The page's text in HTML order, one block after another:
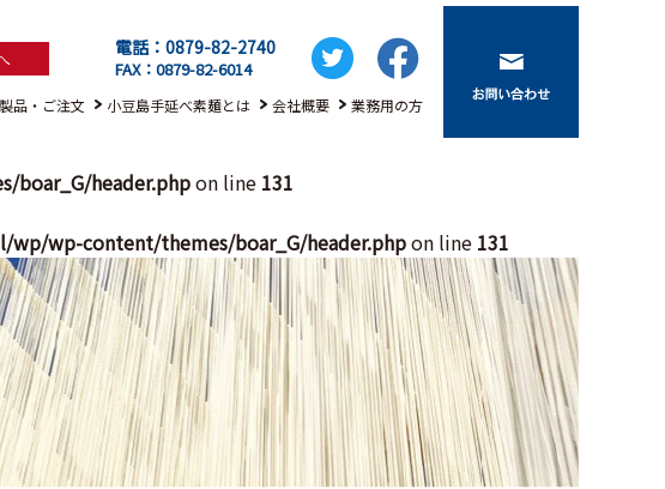
電話：0879-82-2740
FAX：0879-82-6014
品・ご注文 小豆島手延べ素麺とは 会社概要 業務用の方
boar_G/header.phpon line 131
wp-content/themes/boar_G/header.phpon line 131